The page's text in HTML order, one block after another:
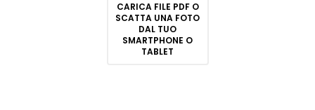
CARICA FILE PDF O
SCATTA UNA FOTO
DAL TUO
SMARTPHONE O
TABLET